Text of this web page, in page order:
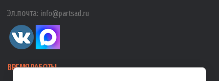
Эл.почта: info@partsad.ru
ВРЕМЯ РАБОТЫ